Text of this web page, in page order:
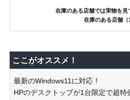
在庫のある店舗では実物を見
在庫のある店舗（
ここがオススメ！
最新のWindows11に対応！
HPのデスクトップが1台限定で超特